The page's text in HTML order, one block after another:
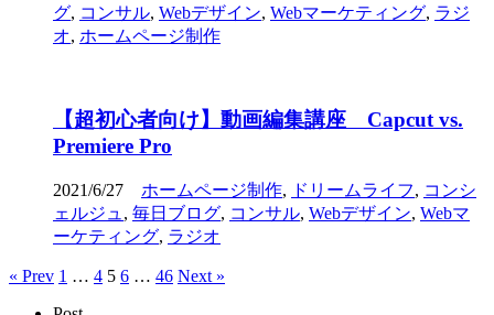
グ, コンサル, Webデザイン, Webマーケティング, ラジ
オ, ホームページ制作
【超初心者向け】動画編集講座 Capcut vs.
Premiere Pro
2021/6/27 ホームページ制作, ドリームライフ, コンシ
ェルジュ , 毎日ブログ, コンサル, Webデザイン, Webマ
ーケティング, ラジオ
« Prev 1 … 4 5 6 … 46 Next »